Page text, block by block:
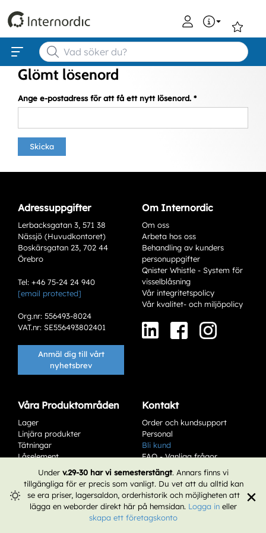
Under v.29-30 har vi semesterstängt. Annars finns vi
tillgängliga för er precis som vanligt. Du vet att du alltid kan
se era priser, lagersaldon, orderhistorik och möjligheten att
lägga en weborder direkt här på hemsidan. Logga in eller
skapa ett företagskonto
×
Glömt lösenord
Ange e-postadress för att få ett nytt lösenord. *
Skicka
Adressuppgifter
Lerbacksgatan 3, 571 38
Nässjö (Huvudkontoret)
Boskärsgatan 23, 702 44
Örebro
Tel: +46 75-24 24 940
[email protected]
Org.nr: 556493-8024
VAT.nr: SE556493802401
Anmäl dig till vårt
nyhetsbrev
Om Internordic
Om oss
Arbeta hos oss
Behandling av kunders
personuppgifter
Qnister Whistle - System för
visselblåsning
Vår integritetspolicy
Vår kvalitet- och miljöpolicy
Våra Produktområden
Lager
Linjära produkter
Tätningar
Låselement
Service & Underhåll
Kontakt
Order och kundsupport
Personal
Bli kund
FAQ - Vanliga frågor
Affärsvillkor